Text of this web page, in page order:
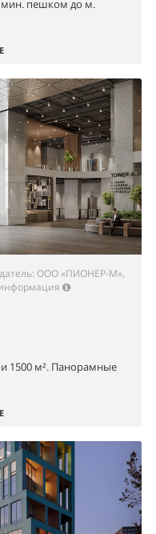
пешком до м.
ООО «ПИОНЕР-М»,
1500 м². Панорамные